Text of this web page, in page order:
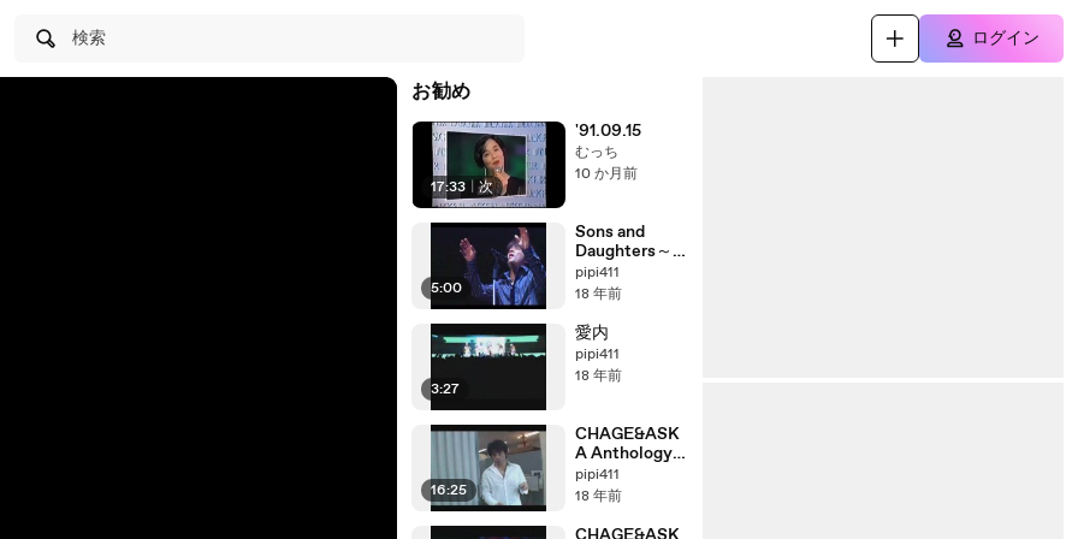
検索 ログイン
お勧め
17:33 次
'91.09.15
むっち
10 か月前
5:00
Sons and
Daughters～
それより僕が
伝えたいのは
pipi411
18 年前
3:27
愛内
pipi411
18 年前
16:25
CHAGE&ASK
A Anthology
「2003＞2004」
part8_3
pipi411
18 年前